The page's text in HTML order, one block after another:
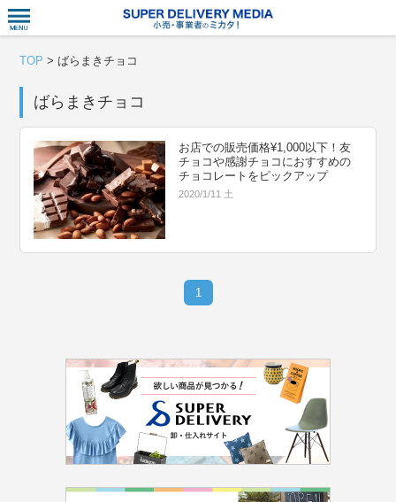
TOP >ばらまきチョコ
ばらまきチョコ
お店での販売価格¥1,000以下！友
チョコや感謝チョコにおすすめの
チョコレートをピックアップ
2020/1/11 土
1